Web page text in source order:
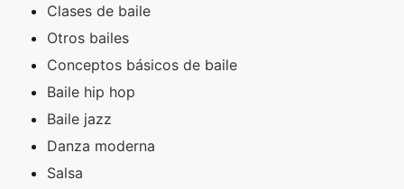
Clases de baile
Otros bailes
Conceptos básicos de baile
Baile hip hop
Baile jazz
Danza moderna
Salsa